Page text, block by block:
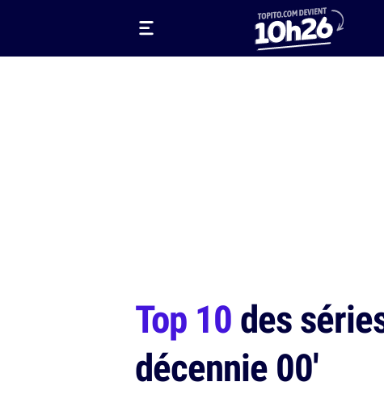
Top 10des
décennie 00'